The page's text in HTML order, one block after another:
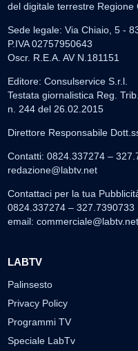
del digitale terrestre Regione
Sede legale: Via Chiaio, 5 -
P.IVA 02757950643
Oscr. R.E.A. AV N.181151
Editore: Consulservice S.r.l.
Testata giornalistica Reg.
n. 244 del 26.02.2015
Direttore Responsabile
Contatti: 0824.337274 –
redazione@labtv.net
Contattaci per la tua
0824.337274 – 327.7390733
email: commerciale@labtv.net
LABTV
Palinsesto
Privacy Policy
Programmi TV
Speciale LabTv